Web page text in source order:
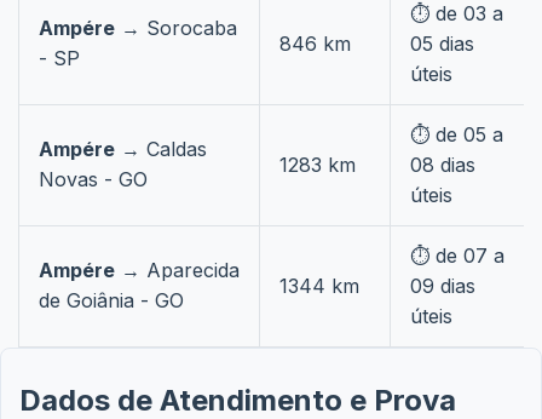
Ampére → Sorocaba
- SP
846 km
⏱️ de 03 a
05 dias
úteis
Ampére → Caldas
Novas - GO
1283 km
⏱️ de 05 a
08 dias
úteis
Ampére → Aparecida
de Goiânia - GO
1344 km
⏱️ de 07 a
09 dias
úteis
Dados de Atendimento e Prova